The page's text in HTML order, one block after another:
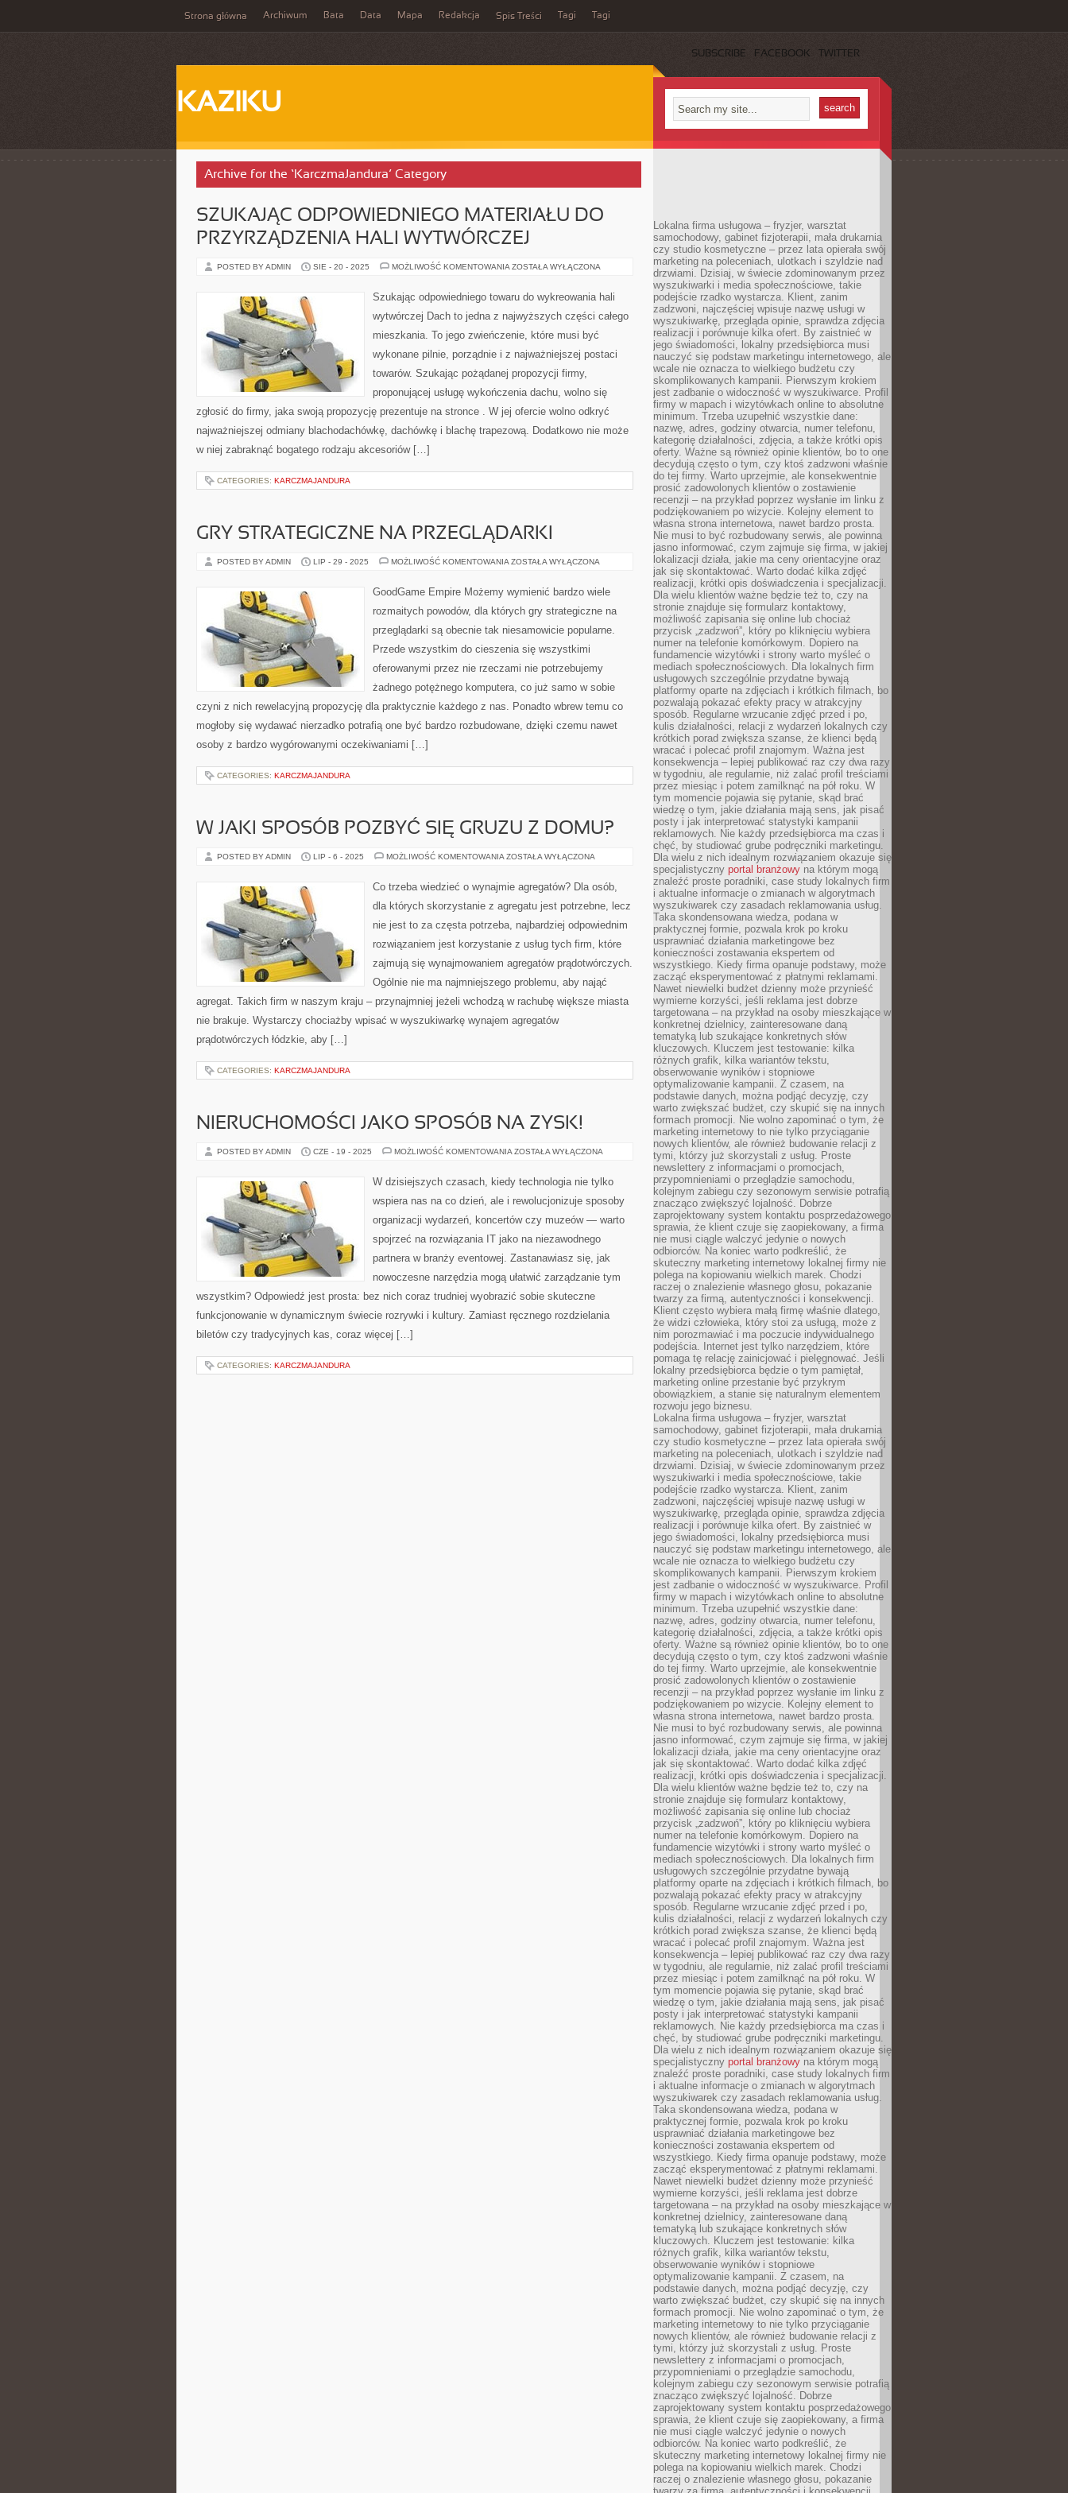
Strona główna Archiwum Bata Data Mapa Redakcja Spis Treści Tagi Tagi
SUBSCRIBE FACEBOOK TWITTER
KAZIKU
Archive for the ‘KarczmaJandura’ Category
SZUKAJĄC ODPOWIEDNIEGO MATERIAŁU DO
PRZYRZĄDZENIA HALI WYTWÓRCZEJ
POSTED BY ADMIN SIE - 20 - 2025 MOŻLIWOŚĆ KOMENTOWANIA SZUKAJĄC
PRZYRZĄDZENIA
WYTWÓRCZEJ
ZOSTAŁA WYŁĄCZONA
Szukając odpowiedniego towaru do wykreowania hali
wytwórczej Dach to jedna z najwyższych części całego
mieszkania. To jego zwieńczenie, które musi być
wykonane pilnie, porządnie i z najważniejszej postaci
towarów. Szukając pożądanej propozycji firmy,
proponującej usługę wykończenia dachu, wolno się
zgłosić do firmy, jaka swoją propozycję prezentuje na stronce . W jej ofercie wolno odkryć
najważniejszej odmiany blachodachówkę, dachówkę i blachę trapezową. Dodatkowo nie może
w niej zabraknąć bogatego rodzaju akcesoriów […]
CATEGORIES: KARCZMAJANDURA
GRY STRATEGICZNE NA PRZEGLĄDARKI
POSTED BY ADMIN LIP - 29 - 2025 MOŻLIWOŚĆ KOMENTOWANIA GRY
PRZEGLĄDARKI
ZOSTAŁA WYŁĄCZONA
GoodGame Empire Możemy wymienić bardzo wiele
rozmaitych powodów, dla których gry strategiczne na
przeglądarki są obecnie tak niesamowicie popularne.
Przede wszystkim do cieszenia się wszystkimi
oferowanymi przez nie rzeczami nie potrzebujemy
żadnego potężnego komputera, co już samo w sobie
czyni z nich rewelacyjną propozycję dla praktycznie każdego z nas. Ponadto wbrew temu co
mogłoby się wydawać nierzadko potrafią one być bardzo rozbudowane, dzięki czemu nawet
osoby z bardzo wygórowanymi oczekiwaniami […]
CATEGORIES: KARCZMAJANDURA
W JAKI SPOSÓB POZBYĆ SIĘ GRUZU Z DOMU?
POSTED BY ADMIN LIP - 6 - 2025 MOŻLIWOŚĆ KOMENTOWANIA W
POZBYĆ
SIĘ
Z
ZOSTAŁA WYŁĄCZONA
Co trzeba wiedzieć o wynajmie agregatów? Dla osób,
dla których skorzystanie z agregatu jest potrzebne, lecz
nie jest to za częsta potrzeba, najbardziej odpowiednim
rozwiązaniem jest korzystanie z usług tych firm, które
zajmują się wynajmowaniem agregatów prądotwórczych.
Ogólnie nie ma najmniejszego problemu, aby nająć
agregat. Takich firm w naszym kraju – przynajmniej jeżeli wchodzą w rachubę większe miasta
nie brakuje. Wystarczy chociażby wpisać w wyszukiwarkę wynajem agregatów
prądotwórczych łódzkie, aby […]
CATEGORIES: KARCZMAJANDURA
NIERUCHOMOŚCI JAKO SPOSÓB NA ZYSK!
POSTED BY ADMIN CZE - 19 - 2025 MOŻLIWOŚĆ KOMENTOWANIA NIERUCHOMOŚCI
NA
ZYSK!
ZOSTAŁA WYŁĄCZONA
W dzisiejszych czasach, kiedy technologia nie tylko
wspiera nas na co dzień, ale i rewolucjonizuje sposoby
organizacji wydarzeń, koncertów czy muzeów — warto
spojrzeć na rozwiązania IT jako na niezawodnego
partnera w branży eventowej. Zastanawiasz się, jak
nowoczesne narzędzia mogą ułatwić zarządzanie tym
wszystkim? Odpowiedź jest prosta: bez nich coraz trudniej wyobrazić sobie skuteczne
funkcjonowanie w dynamicznym świecie rozrywki i kultury. Zamiast ręcznego rozdzielania
biletów czy tradycyjnych kas, coraz więcej […]
CATEGORIES: KARCZMAJANDURA
Lokalna firma usługowa – fryzjer, warsztat
samochodowy, gabinet fizjoterapii, mała drukarnia
czy studio kosmetyczne – przez lata opierała swój
marketing na poleceniach, ulotkach i szyldzie nad
drzwiami. Dzisiaj, w świecie zdominowanym przez
wyszukiwarki i media społecznościowe, takie
podejście rzadko wystarcza. Klient, zanim
zadzwoni, najczęściej wpisuje nazwę usługi w
wyszukiwarkę, przegląda opinie, sprawdza zdjęcia
realizacji i porównuje kilka ofert. By zaistnieć w
jego świadomości, lokalny przedsiębiorca musi
nauczyć się podstaw marketingu internetowego, ale
wcale nie oznacza to wielkiego budżetu czy
skomplikowanych kampanii. Pierwszym krokiem
jest zadbanie o widoczność w wyszukiwarce. Profil
firmy w mapach i wizytówkach online to absolutne
minimum. Trzeba uzupełnić wszystkie dane:
nazwę, adres, godziny otwarcia, numer telefonu,
kategorię działalności, zdjęcia, a także krótki opis
oferty. Ważne są również opinie klientów, bo to one
decydują często o tym, czy ktoś zadzwoni właśnie
do tej firmy. Warto uprzejmie, ale konsekwentnie
prosić zadowolonych klientów o zostawienie
recenzji – na przykład poprzez wysłanie im linku z
podziękowaniem po wizycie. Kolejny element to
własna strona internetowa, nawet bardzo prosta.
Nie musi to być rozbudowany serwis, ale powinna
jasno informować, czym zajmuje się firma, w jakiej
lokalizacji działa, jakie ma ceny orientacyjne oraz
jak się skontaktować. Warto dodać kilka zdjęć
realizacji, krótki opis doświadczenia i specjalizacji.
Dla wielu klientów ważne będzie też to, czy na
stronie znajduje się formularz kontaktowy,
możliwość zapisania się online lub chociaż
przycisk „zadzwoń”, który po kliknięciu wybiera
numer na telefonie komórkowym. Dopiero na
fundamencie wizytówki i strony warto myśleć o
mediach społecznościowych. Dla lokalnych firm
usługowych szczególnie przydatne bywają
platformy oparte na zdjęciach i krótkich filmach, bo
pozwalają pokazać efekty pracy w atrakcyjny
sposób. Regularne wrzucanie zdjęć przed i po,
kulis działalności, relacji z wydarzeń lokalnych czy
krótkich porad zwiększa szanse, że klienci będą
wracać i polecać profil znajomym. Ważna jest
konsekwencja – lepiej publikować raz czy dwa razy
w tygodniu, ale regularnie, niż zalać profil treściami
przez miesiąc i potem zamilknąć na pół roku. W
tym momencie pojawia się pytanie, skąd brać
wiedzę o tym, jakie działania mają sens, jak pisać
posty i jak interpretować statystyki kampanii
reklamowych. Nie każdy przedsiębiorca ma czas i
chęć, by studiować grube podręczniki marketingu.
Dla wielu z nich idealnym rozwiązaniem okazuje się
specjalistyczny portal branżowy na którym mogą
znaleźć proste poradniki, case study lokalnych firm
i aktualne informacje o zmianach w algorytmach
wyszukiwarek czy zasadach reklamowania usług.
Taka skondensowana wiedza, podana w
praktycznej formie, pozwala krok po kroku
usprawniać działania marketingowe bez
konieczności zostawania ekspertem od
wszystkiego. Kiedy firma opanuje podstawy, może
zacząć eksperymentować z płatnymi reklamami.
Nawet niewielki budżet dzienny może przynieść
wymierne korzyści, jeśli reklama jest dobrze
targetowana – na przykład na osoby mieszkające w
konkretnej dzielnicy, zainteresowane daną
tematyką lub szukające konkretnych słów
kluczowych. Kluczem jest testowanie: kilka
różnych grafik, kilka wariantów tekstu,
obserwowanie wyników i stopniowe
optymalizowanie kampanii. Z czasem, na
podstawie danych, można podjąć decyzję, czy
warto zwiększać budżet, czy skupić się na innych
formach promocji. Nie wolno zapominać o tym, że
marketing internetowy to nie tylko przyciąganie
nowych klientów, ale również budowanie relacji z
tymi, którzy już skorzystali z usług. Proste
newslettery z informacjami o promocjach,
przypomnieniami o przeglądzie samochodu,
kolejnym zabiegu czy sezonowym serwisie potrafią
znacząco zwiększyć lojalność. Dobrze
zaprojektowany system kontaktu posprzedażowego
sprawia, że klient czuje się zaopiekowany, a firma
nie musi ciągle walczyć jedynie o nowych
odbiorców. Na koniec warto podkreślić, że
skuteczny marketing internetowy lokalnej firmy nie
polega na kopiowaniu wielkich marek. Chodzi
raczej o znalezienie własnego głosu, pokazanie
twarzy za firmą, autentyczności i konsekwencji.
Klient często wybiera małą firmę właśnie dlatego,
że widzi człowieka, który stoi za usługą, może z
nim porozmawiać i ma poczucie indywidualnego
podejścia. Internet jest tylko narzędziem, które
pomaga tę relację zainicjować i pielęgnować. Jeśli
lokalny przedsiębiorca będzie o tym pamiętał,
marketing online przestanie być przykrym
obowiązkiem, a stanie się naturalnym elementem
rozwoju jego biznesu.
Lokalna firma usługowa – fryzjer, warsztat
samochodowy, gabinet fizjoterapii, mała drukarnia
czy studio kosmetyczne – przez lata opierała swój
marketing na poleceniach, ulotkach i szyldzie nad
drzwiami. Dzisiaj, w świecie zdominowanym przez
wyszukiwarki i media społecznościowe, takie
podejście rzadko wystarcza. Klient, zanim
zadzwoni, najczęściej wpisuje nazwę usługi w
wyszukiwarkę, przegląda opinie, sprawdza zdjęcia
realizacji i porównuje kilka ofert. By zaistnieć w
jego świadomości, lokalny przedsiębiorca musi
nauczyć się podstaw marketingu internetowego, ale
wcale nie oznacza to wielkiego budżetu czy
skomplikowanych kampanii. Pierwszym krokiem
jest zadbanie o widoczność w wyszukiwarce. Profil
firmy w mapach i wizytówkach online to absolutne
minimum. Trzeba uzupełnić wszystkie dane:
nazwę, adres, godziny otwarcia, numer telefonu,
kategorię działalności, zdjęcia, a także krótki opis
oferty. Ważne są również opinie klientów, bo to one
decydują często o tym, czy ktoś zadzwoni właśnie
do tej firmy. Warto uprzejmie, ale konsekwentnie
prosić zadowolonych klientów o zostawienie
recenzji – na przykład poprzez wysłanie im linku z
podziękowaniem po wizycie. Kolejny element to
własna strona internetowa, nawet bardzo prosta.
Nie musi to być rozbudowany serwis, ale powinna
jasno informować, czym zajmuje się firma, w jakiej
lokalizacji działa, jakie ma ceny orientacyjne oraz
jak się skontaktować. Warto dodać kilka zdjęć
realizacji, krótki opis doświadczenia i specjalizacji.
Dla wielu klientów ważne będzie też to, czy na
stronie znajduje się formularz kontaktowy,
możliwość zapisania się online lub chociaż
przycisk „zadzwoń”, który po kliknięciu wybiera
numer na telefonie komórkowym. Dopiero na
fundamencie wizytówki i strony warto myśleć o
mediach społecznościowych. Dla lokalnych firm
usługowych szczególnie przydatne bywają
platformy oparte na zdjęciach i krótkich filmach, bo
pozwalają pokazać efekty pracy w atrakcyjny
sposób. Regularne wrzucanie zdjęć przed i po,
kulis działalności, relacji z wydarzeń lokalnych czy
krótkich porad zwiększa szanse, że klienci będą
wracać i polecać profil znajomym. Ważna jest
konsekwencja – lepiej publikować raz czy dwa razy
w tygodniu, ale regularnie, niż zalać profil treściami
przez miesiąc i potem zamilknąć na pół roku. W
tym momencie pojawia się pytanie, skąd brać
wiedzę o tym, jakie działania mają sens, jak pisać
posty i jak interpretować statystyki kampanii
reklamowych. Nie każdy przedsiębiorca ma czas i
chęć, by studiować grube podręczniki marketingu.
Dla wielu z nich idealnym rozwiązaniem okazuje się
specjalistyczny portal branżowy na którym mogą
znaleźć proste poradniki, case study lokalnych firm
i aktualne informacje o zmianach w algorytmach
wyszukiwarek czy zasadach reklamowania usług.
Taka skondensowana wiedza, podana w
praktycznej formie, pozwala krok po kroku
usprawniać działania marketingowe bez
konieczności zostawania ekspertem od
wszystkiego. Kiedy firma opanuje podstawy, może
zacząć eksperymentować z płatnymi reklamami.
Nawet niewielki budżet dzienny może przynieść
wymierne korzyści, jeśli reklama jest dobrze
targetowana – na przykład na osoby mieszkające w
konkretnej dzielnicy, zainteresowane daną
tematyką lub szukające konkretnych słów
kluczowych. Kluczem jest testowanie: kilka
różnych grafik, kilka wariantów tekstu,
obserwowanie wyników i stopniowe
optymalizowanie kampanii. Z czasem, na
podstawie danych, można podjąć decyzję, czy
warto zwiększać budżet, czy skupić się na innych
formach promocji. Nie wolno zapominać o tym, że
marketing internetowy to nie tylko przyciąganie
nowych klientów, ale również budowanie relacji z
tymi, którzy już skorzystali z usług. Proste
newslettery z informacjami o promocjach,
przypomnieniami o przeglądzie samochodu,
kolejnym zabiegu czy sezonowym serwisie potrafią
znacząco zwiększyć lojalność. Dobrze
zaprojektowany system kontaktu posprzedażowego
sprawia, że klient czuje się zaopiekowany, a firma
nie musi ciągle walczyć jedynie o nowych
odbiorców. Na koniec warto podkreślić, że
skuteczny marketing internetowy lokalnej firmy nie
polega na kopiowaniu wielkich marek. Chodzi
raczej o znalezienie własnego głosu, pokazanie